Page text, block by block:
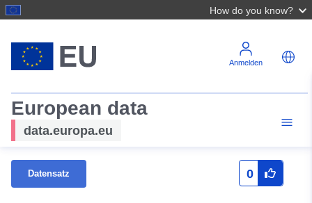
How do you know?
Anmelden
European data
data.europa.eu
Datensatz 0